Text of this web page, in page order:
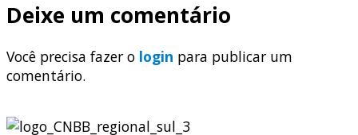
Deixe um comentário
Você precisa fazer o login para publicar um
comentário.